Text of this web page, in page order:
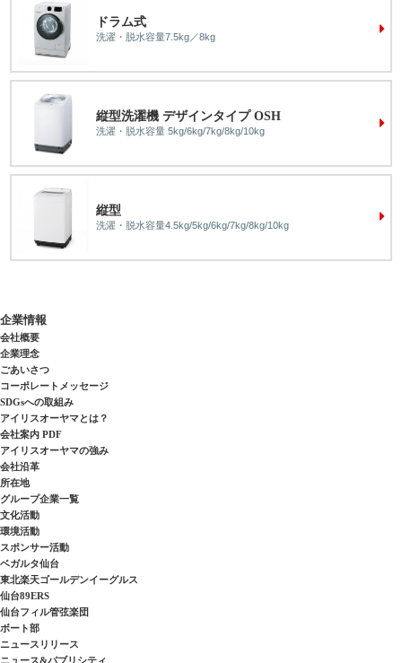
ドラム式
洗濯・脱水容量7.5kg／8kg
縦型洗濯機 デザインタイプ OSH
洗濯・脱水容量 5kg/6kg/7kg/8kg/10kg
縦型
洗濯・脱水容量4.5kg/5kg/6kg/7kg/8kg/10kg
企業情報
会社概要
企業理念
ごあいさつ
コーポレートメッセージ
SDGsへの取組み
アイリスオーヤマとは？
会社案内 PDF
アイリスオーヤマの強み
会社沿革
所在地
グループ企業一覧
文化活動
環境活動
スポンサー活動
ベガルタ仙台
東北楽天ゴールデンイーグルス
仙台89ERS
仙台フィル管弦楽団
ボート部
ニュースリリース
ニュース&パブリシティ